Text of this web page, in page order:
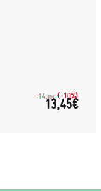
14,95€ (-10%)
13,45€